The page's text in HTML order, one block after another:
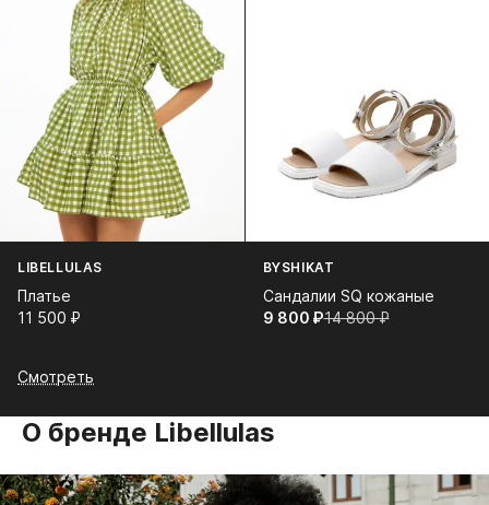
LIBELLULAS
Платье
11 500⁠ ⁠₽
BYSHIKAT
Сандалии SQ кожаные
9 800⁠ ⁠₽14 800⁠ ⁠₽
Смотреть
О бренде Libellulas